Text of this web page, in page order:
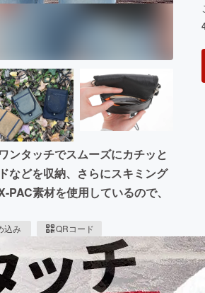
ンタッチでスムーズにカチッと
などを収納、さらにスキミング
素材を使用しているので、
込み QRコード